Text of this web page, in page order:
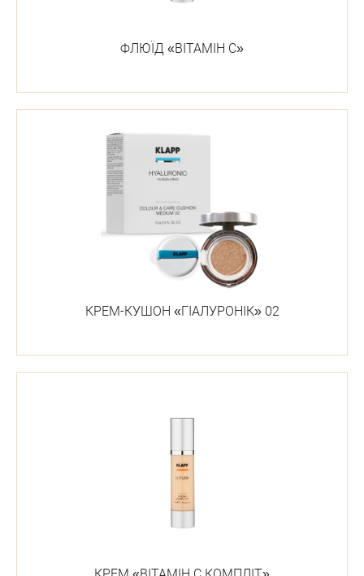
ФЛЮЇД «ВІТАМІН С»
КРЕМ-КУШОН «ГІАЛУРОНІК» 02